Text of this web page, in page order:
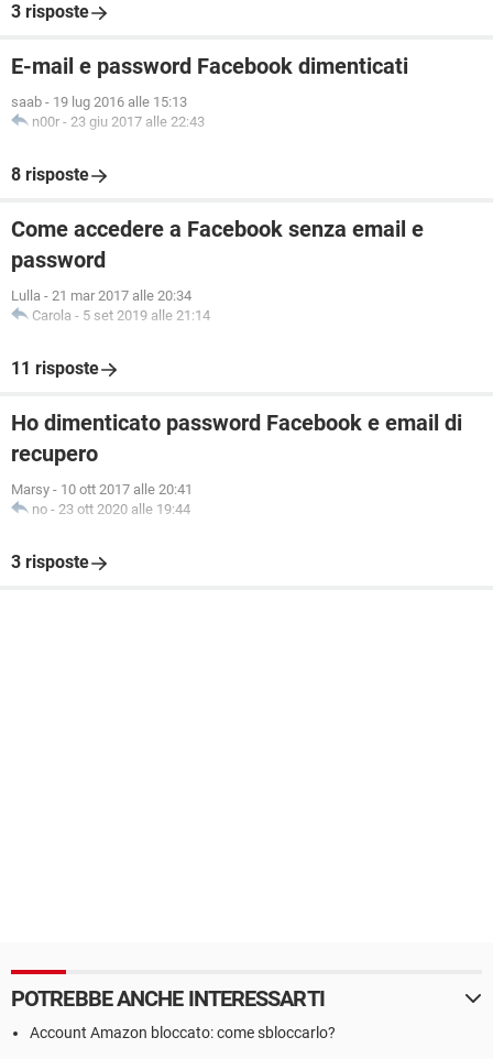
3 risposte
E-mail e password Facebook dimenticati
saab - 19 lug 2016 alle 15:13
n00r - 23 giu 2017 alle 22:43
8 risposte
Come accedere a Facebook senza email e
password
Lulla - 21 mar 2017 alle 20:34
Carola - 5 set 2019 alle 21:14
11 risposte
Ho dimenticato password Facebook e email di
recupero
Marsy - 10 ott 2017 alle 20:41
no - 23 ott 2020 alle 19:44
3 risposte
POTREBBE ANCHE INTERESSARTI
Account Amazon bloccato: come sbloccarlo?